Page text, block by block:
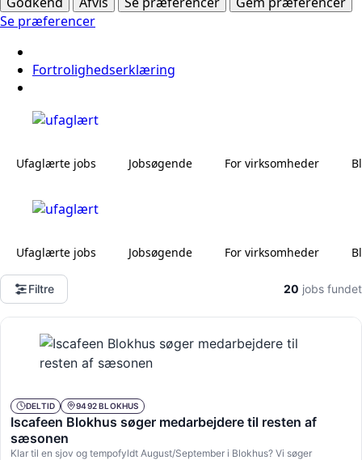
Se præferencer
Fortrolighedserklæring
Ufaglærte jobs Jobsøgende For virksomheder
Ufaglærte jobs Jobsøgende For virksomheder
Filtre 20 jobs fundet
DELTID 9492 BLOKHUS
Iscafeen Blokhus søger medarbejdere til resten af
sæsonen
Klar til en sjov og tempofyldt August/September i Blokhus? Vi søger